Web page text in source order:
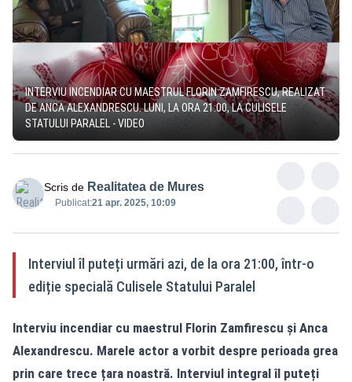
INTERVIU INCENDIAR CU MAESTRUL FLORIN ZAMFIRESCU, REALIZAT
DE ANCA ALEXANDRESCU. LUNI, LA ORA 21:00, LA CULISELE
STATULUI PARALEL - VIDEO
Scris de Realitatea de Mures
Publicat:21 apr. 2025, 10:09
Interviul îl puteți urmări azi, de la ora 21:00, într-o
ediție specială Culisele Statului Paralel
Interviu incendiar cu maestrul Florin Zamfirescu și Anca
Alexandrescu. Marele actor a vorbit despre perioada grea
prin care trece țara noastră. Interviul integral îl puteți